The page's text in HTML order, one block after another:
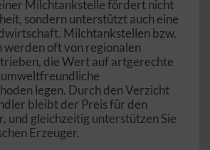
Milchtankstelle fördert nicht
sondern unterstützt auch eine
Milchtankstellen bzw.
oft von regionalen
die Wert auf artgerechte
legen. Durch den Verzicht
bleibt der Preis für den
und gleichzeitig unterstützen Sie
Erzeuger.